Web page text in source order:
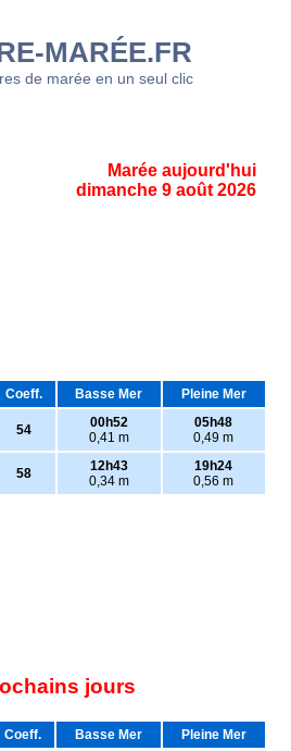
MARÉE.FR
de marée en un seul clic
Marée aujourd'hui
dimanche 9 août 2026
Coeff. Basse Mer Pleine Mer
54
00h52
0,41 m
05h48
0,49 m
58
12h43
0,34 m
19h24
0,56 m
jours
Coeff. Basse Mer Pleine Mer